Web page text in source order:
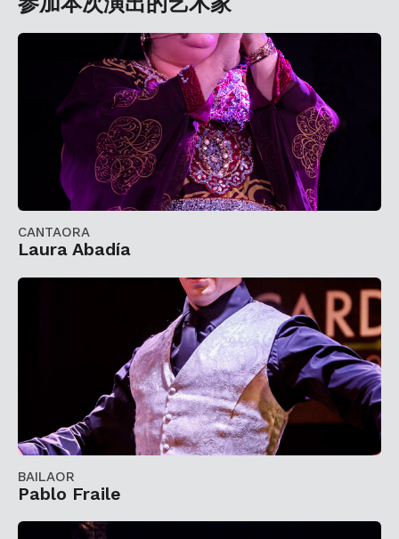
CANTAORA
Laura Abadía
BAILAOR
Pablo Fraile